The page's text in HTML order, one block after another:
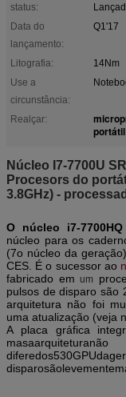
status:
Data do
lançamento:
Q1'17
Litografia:
14Nm
Use a
circunstância:
Realçar:
Núcleo I7-7700U
Procesors do
3.8GHz) -
O núcleo i7-7700HQ
núcleo para os
(7o núcleo da
CES. É o sucessor ao
fabricado em um
pulsos de disparo são
arquitetura não foi
uma atualização (veja
A placa gráfica
masaarquiteturanão